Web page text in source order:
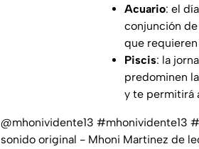
Acuario: el
conjunción
que
Piscis: la
predominen
y te permitirá
@mhonividente13 #mhonividente13
sonido original - Mhoni Martinez de